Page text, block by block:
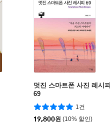
멋진 스마트폰 사진 레시피
69
1건
19,800원 (10% 할인)